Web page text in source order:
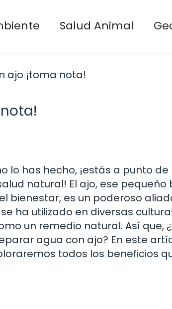
Salud Animal
lo has hecho, ¡estás a punto de
natural! El ajo, ese pequeño
bienestar, es un poderoso
ha utilizado en diversas
un remedio natural. Así que,
agua con ajo? En este
todos los beneficios